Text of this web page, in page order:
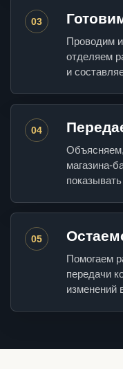
03
Проводим
отделяем
и
04
магазина-
05
Помогаем
передачи
изменений